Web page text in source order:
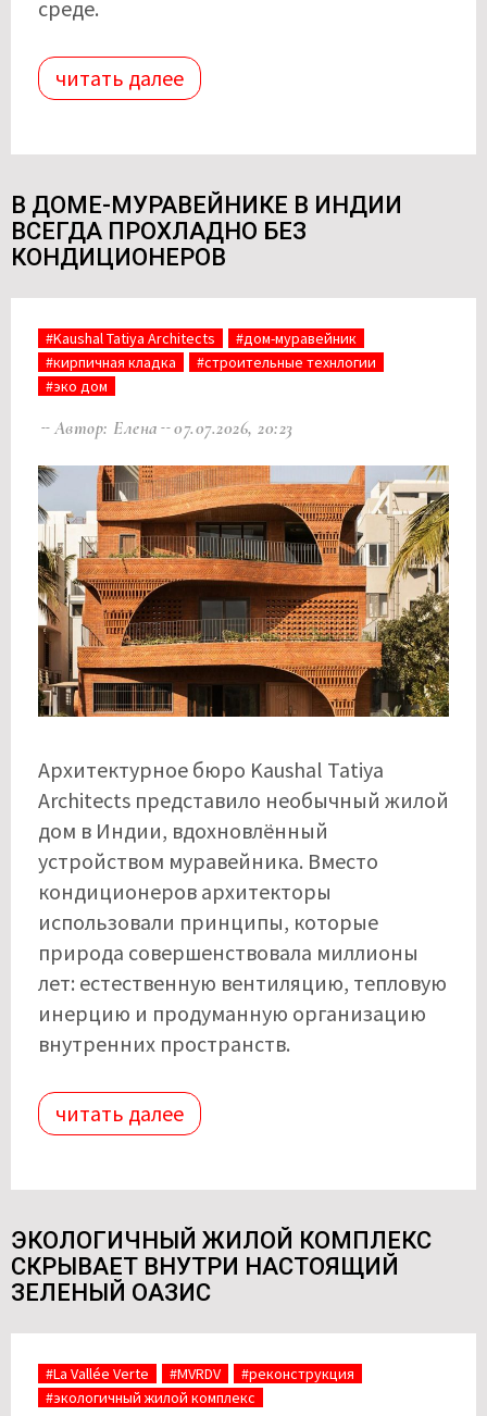
среде.
читать далее
В ДОМЕ-МУРАВЕЙНИКЕ В ИНДИИ
ВСЕГДА ПРОХЛАДНО БЕЗ
КОНДИЦИОНЕРОВ
#Kaushal Tatiya Architects
#дом-муравейник
#кирпичная кладка
#строительные технлогии
#эко дом
Автор: Елена 07.07.2026, 20:23
Архитектурное бюро Kaushal Tatiya
Architects представило необычный жилой
дом в Индии, вдохновлённый
устройством муравейника. Вместо
кондиционеров архитекторы
использовали принципы, которые
природа совершенствовала миллионы
лет: естественную вентиляцию, тепловую
инерцию и продуманную организацию
внутренних пространств.
читать далее
ЭКОЛОГИЧНЫЙ ЖИЛОЙ КОМПЛЕКС
СКРЫВАЕТ ВНУТРИ НАСТОЯЩИЙ
ЗЕЛЕНЫЙ ОАЗИС
#La Vallée Verte #MVRDV
#реконструкция
#экологичный жилой комплекс